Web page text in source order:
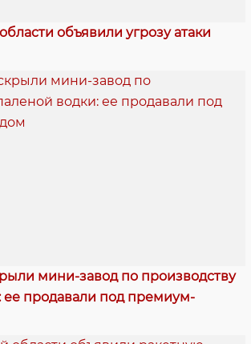
объявили угрозу атаки
мини-завод по производству
ее продавали под премиум-